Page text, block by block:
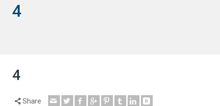
4
4
Share